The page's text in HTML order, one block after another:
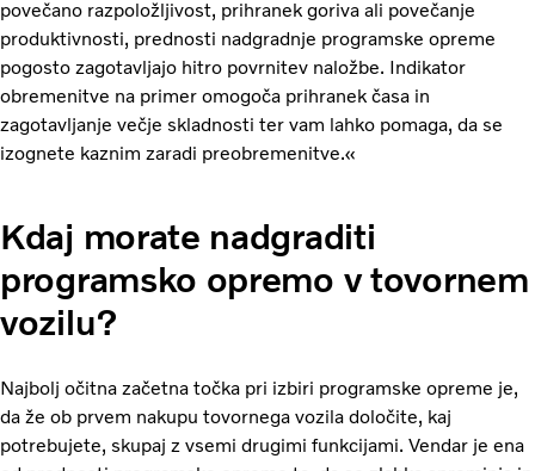
povečano razpoložljivost, prihranek goriva ali povečanje
produktivnosti, prednosti nadgradnje programske opreme
pogosto zagotavljajo hitro povrnitev naložbe. Indikator
obremenitve na primer omogoča prihranek časa in
zagotavljanje večje skladnosti ter vam lahko pomaga, da se
izognete kaznim zaradi preobremenitve.«
Kdaj morate nadgraditi
programsko opremo v tovornem
vozilu?
Najbolj očitna začetna točka pri izbiri programske opreme je,
da že ob prvem nakupu tovornega vozila določite, kaj
potrebujete, skupaj z vsemi drugimi funkcijami. Vendar je ena